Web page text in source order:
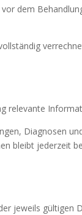
dem
relevante
Diagnosen
bleibt jederzeit
jeweils gültigen